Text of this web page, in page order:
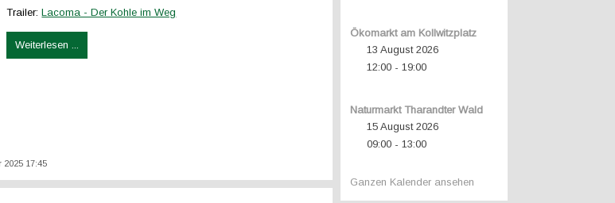
Trailer:Lacoma - Der Kohle im Weg
Weiterlesen ...
17:45
Ökomarkt am Kollwitzplatz
13 August 2026
12:00 -19:00
Naturmarkt Tharandter Wald
15 August 2026
09:00 -13:00
Ganzen Kalender ansehen